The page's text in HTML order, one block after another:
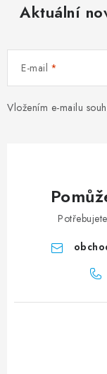
Aktuální
E-mail
Vložením e-mailu